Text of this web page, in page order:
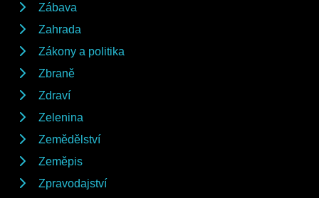
Zábava
Zahrada
Zákony a politika
Zbraně
Zdraví
Zelenina
Zemědělství
Zeměpis
Zpravodajství